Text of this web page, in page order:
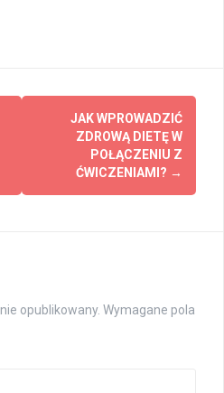
JAK WPROWADZIĆ
ZDROWĄ DIETĘ W
POŁĄCZENIU Z
ĆWICZENIAMI? →
opublikowany. Wymagane pola